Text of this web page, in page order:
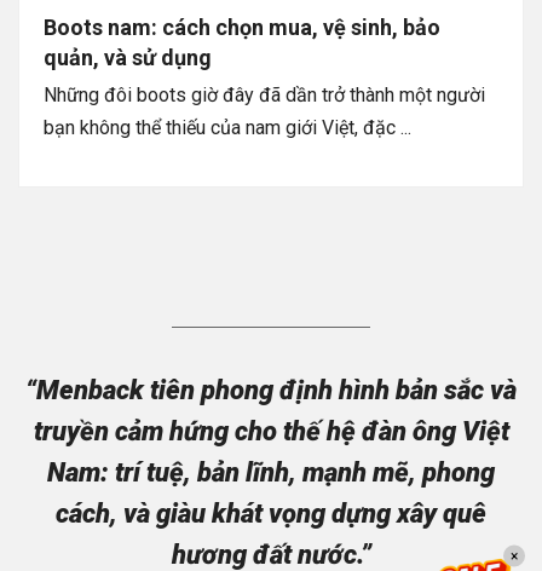
Boots nam: cách chọn mua, vệ sinh, bảo
quản, và sử dụng
Những đôi boots giờ đây đã dần trở thành một người
bạn không thể thiếu của nam giới Việt, đặc ...
“Menback tiên phong định hình bản sắc và
truyền cảm hứng cho thế hệ đàn ông Việt
Nam: trí tuệ, bản lĩnh, mạnh mẽ, phong
cách, và giàu khát vọng dựng xây quê
hương đất nước.”
×